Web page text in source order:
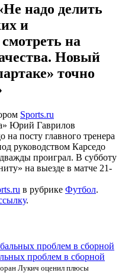
надо делить
и
на
Новый
точно
Sports.ru
Юрий Гаврилов
на посту главного тренера
руководством Карседо
проиграл. В субботу
на выезде в матче 21-
в рубрике Футбол.
.
проблем в сборной
Лукич оценил плюсы